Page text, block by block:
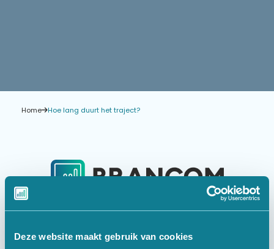
Deze website maakt gebruik van cookies
Home Hoe lang duurt het traject?